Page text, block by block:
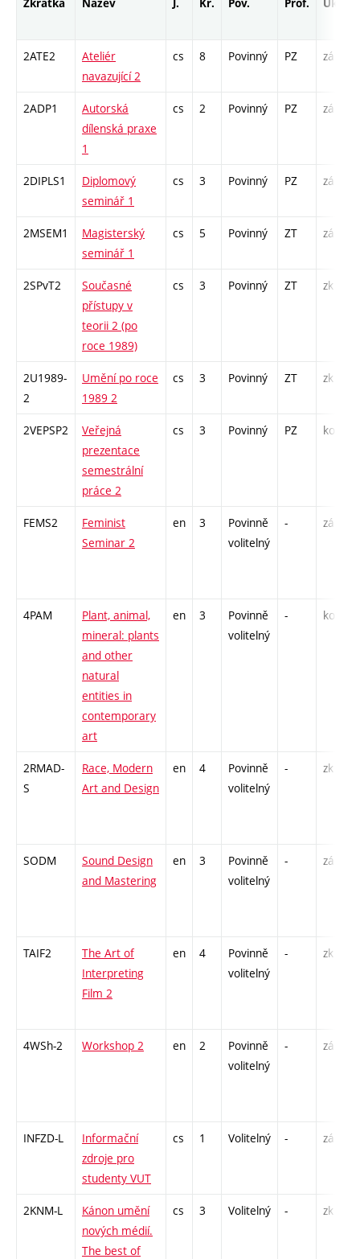
Zkratka Název J. Kr. Pov. Prof. Uk.
2ATE2
Ateliér
navazující 2
cs 8 Povinný PZ zá
2ADP1
Autorská
dílenská praxe
1
cs 2 Povinný PZ zá
2DIPLS1
Diplomový
seminář 1
cs 3 Povinný PZ zá
2MSEM1
Magisterský
seminář 1
cs 5 Povinný ZT zá
2SPvT2
Současné
přístupy v
teorii 2 (po
roce 1989)
cs 3 Povinný ZT zk
2U1989-
2
Umění po roce
1989 2
cs 3 Povinný ZT zk
2VEPSP2
Veřejná
prezentace
semestrální
práce 2
cs 3 Povinný PZ kol
FEMS2
Feminist
Seminar 2
en 3
Povinně
volitelný
- zá
4PAM
Plant, animal,
mineral: plants
and other
natural
entities in
contemporary
art
en 3
Povinně
volitelný
- kol
2RMAD-
S
Race, Modern
Art and Design
en 4
Povinně
volitelný
- zk
SODM
Sound Design
and Mastering
en 3
Povinně
volitelný
- zá
TAIF2
The Art of
Interpreting
Film 2
en 4
Povinně
volitelný
- zk
4WSh-2 Workshop 2 en 2
Povinně
volitelný
- zá
INFZD-L
Informační
zdroje pro
studenty VUT
cs 1 Volitelný - zá
2KNM-L
Kánon umění
nových médií.
The best of
cs 3 Volitelný - zk